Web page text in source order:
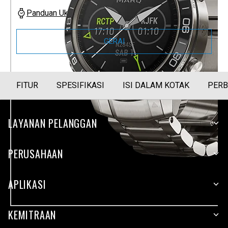
Panduan Ukuran
GERAI
FITUR SPESIFIKASI ISI DALAM KOTAK
LAYANAN PELANGGAN
PERUSAHAAN
APLIKASI
KEMITRAAN